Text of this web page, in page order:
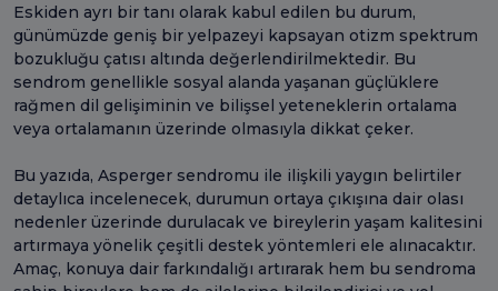
Eskiden ayrı bir tanı olarak kabul edilen bu durum,
günümüzde geniş bir yelpazeyi kapsayan otizm spektrum
bozukluğu çatısı altında değerlendirilmektedir. Bu
sendrom genellikle sosyal alanda yaşanan güçlüklere
rağmen dil gelişiminin ve bilişsel yeteneklerin ortalama
veya ortalamanın üzerinde olmasıyla dikkat çeker.
Bu yazıda, Asperger sendromu ile ilişkili yaygın belirtiler
detaylıca incelenecek, durumun ortaya çıkışına dair olası
nedenler üzerinde durulacak ve bireylerin yaşam kalitesini
artırmaya yönelik çeşitli destek yöntemleri ele alınacaktır.
Amaç, konuya dair farkındalığı artırarak hem bu sendroma